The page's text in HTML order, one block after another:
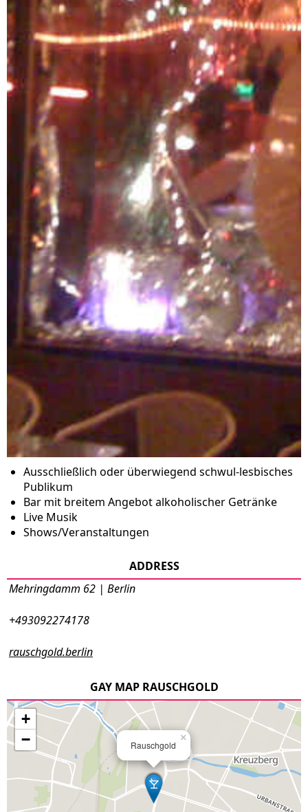
Ausschließlich oder überwiegend schwul-lesbisches
Publikum
Bar mit breitem Angebot alkoholischer Getränke
Live Musik
Shows/Veranstaltungen
ADDRESS
Mehringdamm 62 | Berlin
+493092274178
rauschgold.berlin
GAY MAP RAUSCHGOLD
Rauschgold
×
+
−